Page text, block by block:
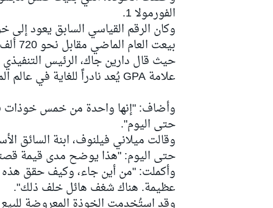
سباقات التحمّل
الفورمولا 1.
بيعت العام الماضي مقابل نحو 720 ألف جنيه إسترليني.
حيث قال دارين جاك، الرئيس
علامة GPA يُعد نادراً للغاية في عالم المقتنيات".
وأضاف: "إنها واحدة من خمس خوذات
حتى اليوم".
وقالت ميلاني فيلنوف، ابنة السائق
حتى اليوم: "هذا يوضح مدى قيمة قصته
وأكملت: "من أين جاء، وكيف حقق هذه
عظيمة. هناك شغف هائل خلف ذلك".